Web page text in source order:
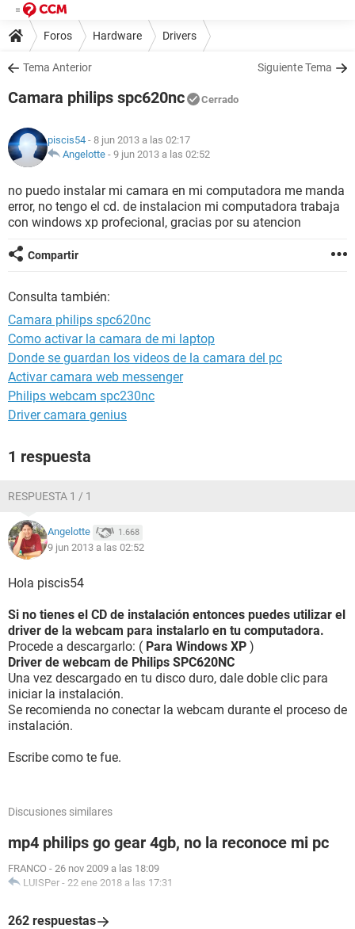
Foros Hardware Drivers
Tema Anterior Siguiente Tema
Camara philips spc620nc Cerrado
piscis54 - 8 jun 2013 a las 02:17
Angelotte - 9 jun 2013 a las 02:52
no puedo instalar mi camara en mi computadora me manda
error, no tengo el cd. de instalacion mi computadora trabaja
con windows xp profecional, gracias por su atencion
Compartir
Consulta también:
Camara philips spc620nc
Como activar la camara de mi laptop
Donde se guardan los videos de la camara del pc
Activar camara web messenger
Philips webcam spc230nc
Driver camara genius
1 respuesta
RESPUESTA 1 / 1
Angelotte 1.668
9 jun 2013 a las 02:52
Hola piscis54
Si no tienes el CD de instalación entonces puedes utilizar el
driver de la webcam para instalarlo en tu computadora.
Procede a descargarlo: ( Para Windows XP )
Driver de webcam de Philips SPC620NC
Una vez descargado en tu disco duro, dale doble clic para
iniciar la instalación.
Se recomienda no conectar la webcam durante el proceso de
instalación.
Escribe como te fue.
Discusiones similares
mp4 philips go gear 4gb, no la reconoce mi pc
FRANCO - 26 nov 2009 a las 18:09
LUISPer - 22 ene 2018 a las 17:31
262 respuestas